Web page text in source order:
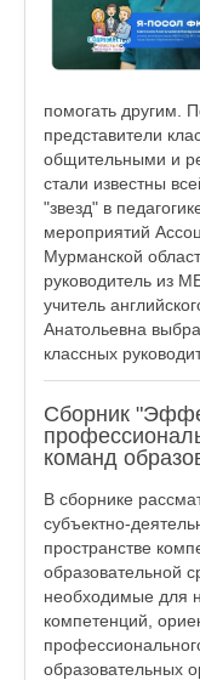
помогать другим.
представители
общительными и
стали известны
"звезд" в
мероприятий
Мурманской
руководитель из
учитель
Анатольевна
классных
Сборник
команд
В сборнике
субъектно-
пространстве
образовательной
необходимые для
компетенций,
образовательных